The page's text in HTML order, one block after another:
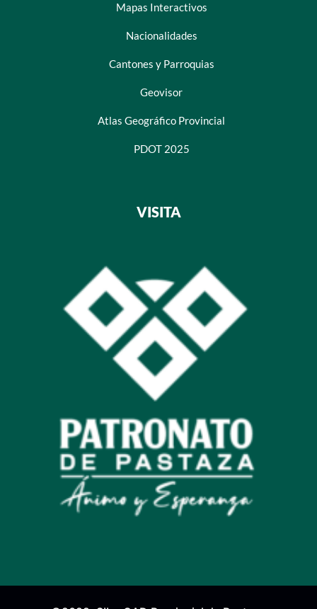
Mapas Interactivos
Nacionalidades
Cantones y Parroquias
Geovisor
Atlas Geográfico Provincial
PDOT 2025
VISITA